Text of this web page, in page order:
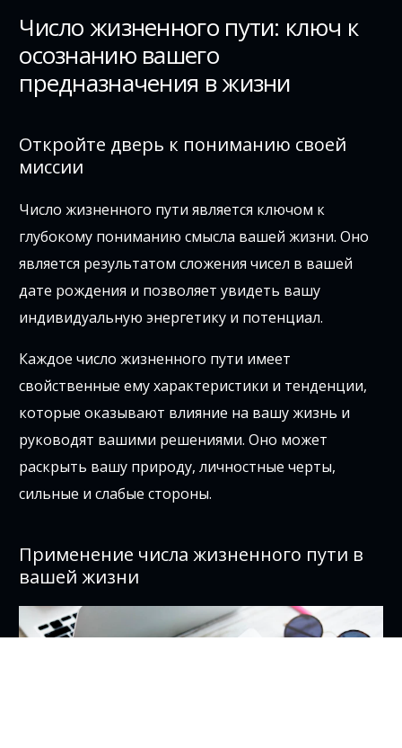
Число жизненного пути: ключ к
осознанию вашего
предназначения в жизни
Откройте дверь к пониманию своей
миссии
Число жизненного пути является ключом к
глубокому пониманию смысла вашей жизни. Оно
является результатом сложения чисел в вашей
дате рождения и позволяет увидеть вашу
индивидуальную энергетику и потенциал.
Каждое число жизненного пути имеет
свойственные ему характеристики и тенденции,
которые оказывают влияние на вашу жизнь и
руководят вашими решениями. Оно может
раскрыть вашу природу, личностные черты,
сильные и слабые стороны.
Применение числа жизненного пути в
вашей жизни